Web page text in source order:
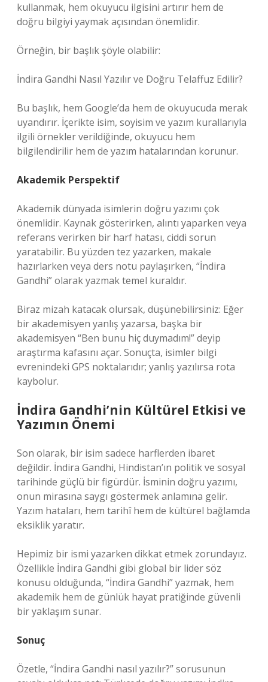
kullanmak, hem okuyucu ilgisini artırır hem de
doğru bilgiyi yaymak açısından önemlidir.
Örneğin, bir başlık şöyle olabilir:
İndira Gandhi Nasıl Yazılır ve Doğru Telaffuz Edilir?
Bu başlık, hem Google’da hem de okuyucuda merak
uyandırır. İçerikte isim, soyisim ve yazım kurallarıyla
ilgili örnekler verildiğinde, okuyucu hem
bilgilendirilir hem de yazım hatalarından korunur.
Akademik Perspektif
Akademik dünyada isimlerin doğru yazımı çok
önemlidir. Kaynak gösterirken, alıntı yaparken veya
referans verirken bir harf hatası, ciddi sorun
yaratabilir. Bu yüzden tez yazarken, makale
hazırlarken veya ders notu paylaşırken, “İndira
Gandhi” olarak yazmak temel kuraldır.
Biraz mizah katacak olursak, düşünebilirsiniz: Eğer
bir akademisyen yanlış yazarsa, başka bir
akademisyen “Ben bunu hiç duymadım!” deyip
araştırma kafasını açar. Sonuçta, isimler bilgi
evrenindeki GPS noktalarıdır; yanlış yazılırsa rota
kaybolur.
İndira Gandhi’nin Kültürel Etkisi ve
Yazımın Önemi
Son olarak, bir isim sadece harflerden ibaret
değildir. İndira Gandhi, Hindistan’ın politik ve sosyal
tarihinde güçlü bir figürdür. İsminin doğru yazımı,
onun mirasına saygı göstermek anlamına gelir.
Yazım hataları, hem tarihî hem de kültürel bağlamda
eksiklik yaratır.
Hepimiz bir ismi yazarken dikkat etmek zorundayız.
Özellikle İndira Gandhi gibi global bir lider söz
konusu olduğunda, “İndira Gandhi” yazmak, hem
akademik hem de günlük hayat pratiğinde güvenli
bir yaklaşım sunar.
Sonuç
Özetle, “İndira Gandhi nasıl yazılır?” sorusunun